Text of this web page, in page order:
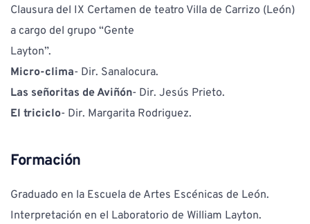
Clausura del IX Certamen de teatro Villa de Carrizo (León)
a cargo del grupo “Gente
Layton”.
Micro-clima- Dir. Sanalocura.
Las señoritas de Aviñón- Dir. Jesús Prieto.
El triciclo- Dir. Margarita Rodriguez.
Formación
Graduado en la Escuela de Artes Escénicas de León.
Interpretación en el Laboratorio de William Layton.